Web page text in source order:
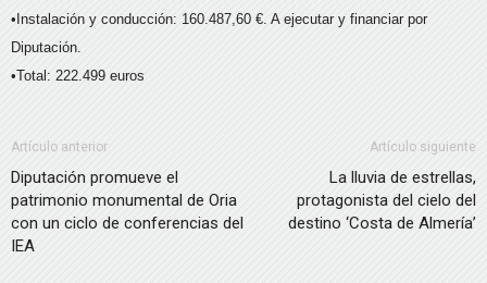
•Instalación y conducción: 160.487,60 €. A ejecutar y financiar por
Diputación.
•Total: 222.499 euros
Artículo anterior
Diputación promueve el
patrimonio monumental de Oria
con un ciclo de conferencias del
IEA
Artículo siguiente
La lluvia de estrellas,
protagonista del cielo del
destino ‘Costa de Almería’